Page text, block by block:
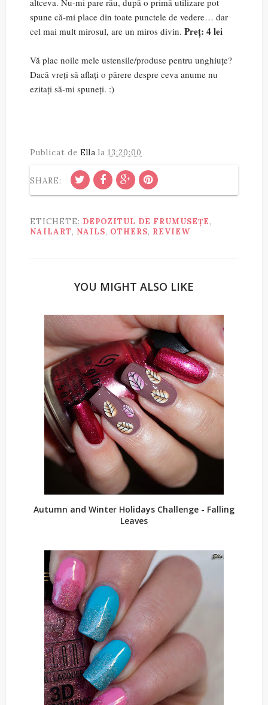
spune că-mi place din toate punctele de vedere… dar
cel mai mult mirosul, are un miros divin. Preț: 4 lei
Vă plac noile mele ustensile/produse pentru unghiuțe?
Dacă vreți să aflați o părere despre ceva anume nu
ezitați să-mi spuneți. :)
Publicat de Ella la 13:20:00
SHARE:
ETICHETE: DEPOZITUL DE FRUMUSEȚE,
NAILART, NAILS, OTHERS, REVIEW
YOU MIGHT ALSO LIKE
Autumn and Winter Holidays Challenge - Falling
Leaves